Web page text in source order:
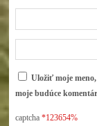
Uložiť moje
moje budúce
captcha*123654%